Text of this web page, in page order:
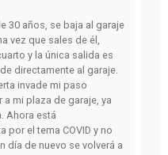
30 años, se baja al garaje
vez que sales de él,
y la única salida es
directamente al garaje.
invade mi paso
mi plaza de garaje, ya
Ahora está
por el tema COVID y no
día de nuevo se volverá a